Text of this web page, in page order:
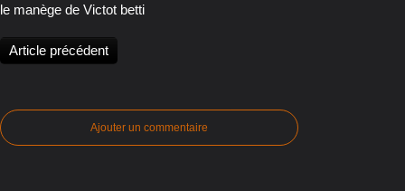
le manège de Victot betti
Article précédent
Ajouter un commentaire